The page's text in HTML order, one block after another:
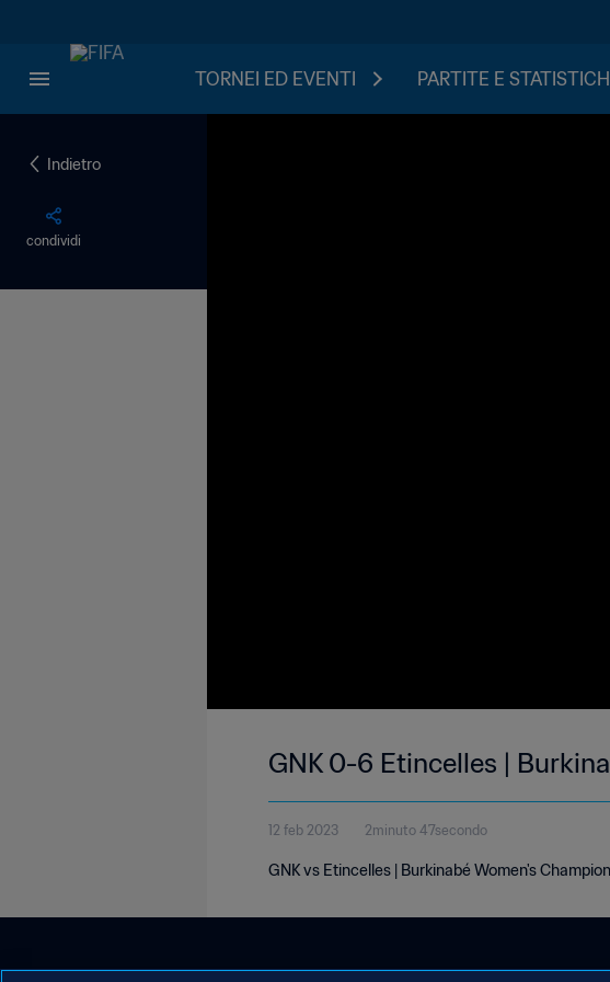
TORNEI ED EVENTI PARTITE E
Indietro
condividi
GNK 0-6 Etincelles |
12 feb 2023 2minuto 47secondo
GNK vs Etincelles | Burkinabé Women's